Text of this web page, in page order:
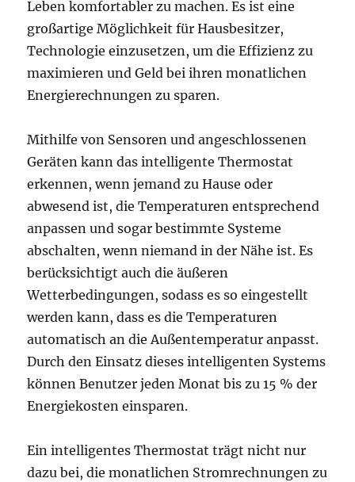
Leben komfortabler zu machen. Es ist eine
großartige Möglichkeit für Hausbesitzer,
Technologie einzusetzen, um die Effizienz zu
maximieren und Geld bei ihren monatlichen
Energierechnungen zu sparen.
Mithilfe von Sensoren und angeschlossenen
Geräten kann das intelligente Thermostat
erkennen, wenn jemand zu Hause oder
abwesend ist, die Temperaturen entsprechend
anpassen und sogar bestimmte Systeme
abschalten, wenn niemand in der Nähe ist. Es
berücksichtigt auch die äußeren
Wetterbedingungen, sodass es so eingestellt
werden kann, dass es die Temperaturen
automatisch an die Außentemperatur anpasst.
Durch den Einsatz dieses intelligenten Systems
können Benutzer jeden Monat bis zu 15 % der
Energiekosten einsparen.
Ein intelligentes Thermostat trägt nicht nur
dazu bei, die monatlichen Stromrechnungen zu